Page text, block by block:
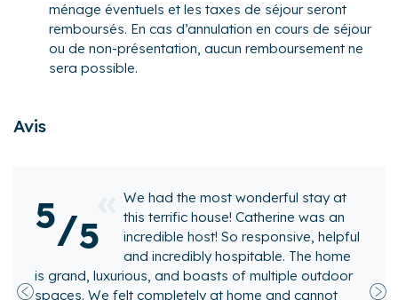
Idéalement située à Morvillers-Saint-Saturnin, cette
maison nichée au cœur d’un écrin de verdure vous invite à
un séjour paisible en pleine nature. Entourée de pommiers
et de poiriers, elle offre un cadre bucolique partagé avec
de la propriété. À proximité, vous trouverez tous les
- Jardin Floral du Château de Digeon
- Abbaye d'Auchy
- Domaine Le Tropico
- Château de Dromesnil
- Parc Médiéval " À l'écoute de la nature"
ménage éventuels et les taxes de séjour seront
remboursés. En cas d’annulation en cours de séjour
ou de non-présentation, aucun remboursement ne
sera possible.
Avis
wonderful stay at
Catherine was an
responsive, helpful
The home
of multiple outdoor
and cannot
5/5
Une jolie maison
magnifique —
équipée, avec un
jardin. Un point de
explorer une très belle région, ou
poser tranquillement en été. Une